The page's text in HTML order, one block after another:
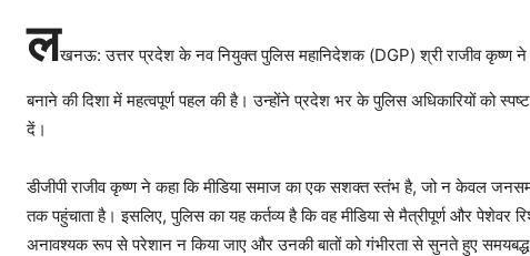
लखनऊ: उत्तर प्रदेश के नव नियुक्त पुलिस महानिदेशक (DGP) श्री राजीव कृष्ण ने
बनाने की दिशा में महत्वपूर्ण पहल की है। उन्होंने प्रदेश भर के पुलिस अधिकारियों को
दें।
डीजीपी राजीव कृष्ण ने कहा कि मीडिया समाज का एक सशक्त स्तंभ है, जो न केवल
तक पहुंचाता है। इसलिए, पुलिस का यह कर्तव्य है कि वह मीडिया से मैत्रीपूर्ण और पेशेवर
अनावश्यक रूप से परेशान न किया जाए और उनकी बातों को गंभीरता से सुनते हुए समयबद्ध